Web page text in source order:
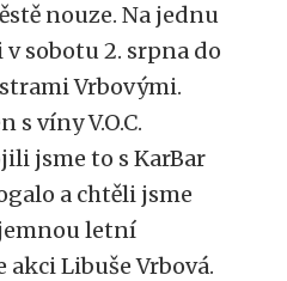
nouze. Na jednu
sobotu 2. srpna do
Vrbovými.
s víny V.O.C.
jsme to s KarBar
a chtěli jsme
letní
Libuše Vrbová.